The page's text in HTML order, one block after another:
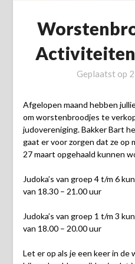
Activiteiten
Geplaatst op
Afgelopen maand hebben
om worstenbroodjes te
judovereniging. Bakker Bart
gaat er voor zorgen dat ze op
27 maart opgehaald kunnen
Judoka’s van groep 4 t/m 6
van 18.30 – 21.00 uur
Judoka’s van groep 1 t/m 3
van 18.00 – 20.00 uur
Let er op als je een keer in de